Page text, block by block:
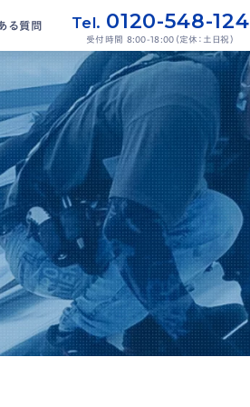
る質問 Tel. 0120-548-124
受付時間 8:00-18:00（定休：土日祝）